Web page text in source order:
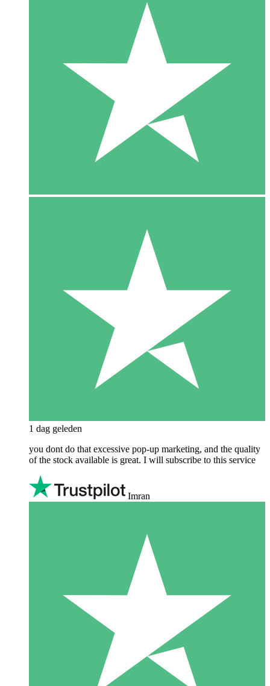
1 dag geleden
you dont do that excessive pop-up marketing, and the quality
of the stock available is great. I will subscribe to this service
Imran